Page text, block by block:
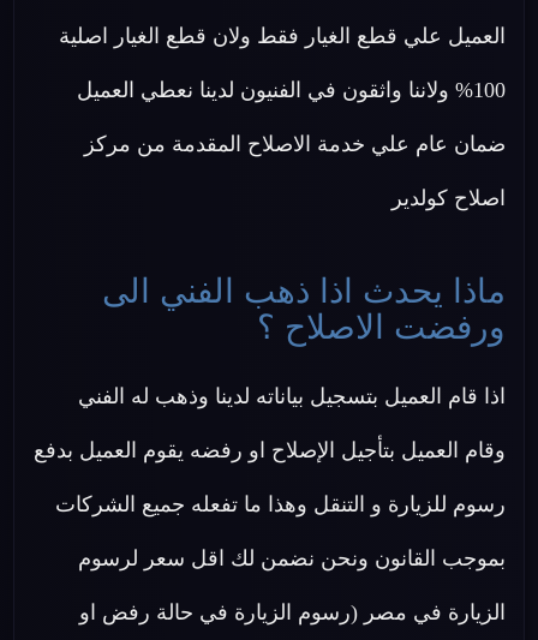
العميل علي قطع الغيار فقط ولان قطع الغيار اصلية
100% ولاننا واثقون في الفنيون لدينا نعطي العميل
ضمان عام علي خدمة الاصلاح المقدمة من مركز
اصلاح كولدير
ماذا يحدث اذا ذهب الفني الى
ورفضت الاصلاح ؟
اذا قام العميل بتسجيل بياناته لدينا وذهب له الفني
وقام العميل بتأجيل الإصلاح او رفضه يقوم العميل بدفع
رسوم للزيارة و التنقل وهذا ما تفعله جميع الشركات
بموجب القانون ونحن نضمن لك اقل سعر لرسوم
الزيارة في مصر (رسوم الزيارة في حالة رفض او